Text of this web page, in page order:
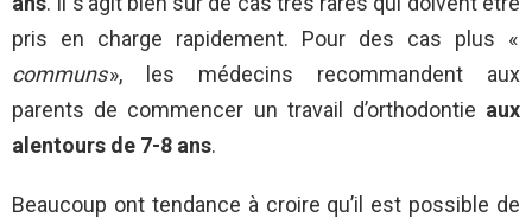
pris en charge rapidement. Pour des cas plus «
communs», les médecins recommandent aux
parents de commencer un travail d’orthodontie aux
alentours de 7-8 ans.
Beaucoup ont tendance à croire qu’il est possible de